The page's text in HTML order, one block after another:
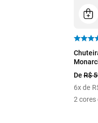
38
DeR$
6x de
2 cores